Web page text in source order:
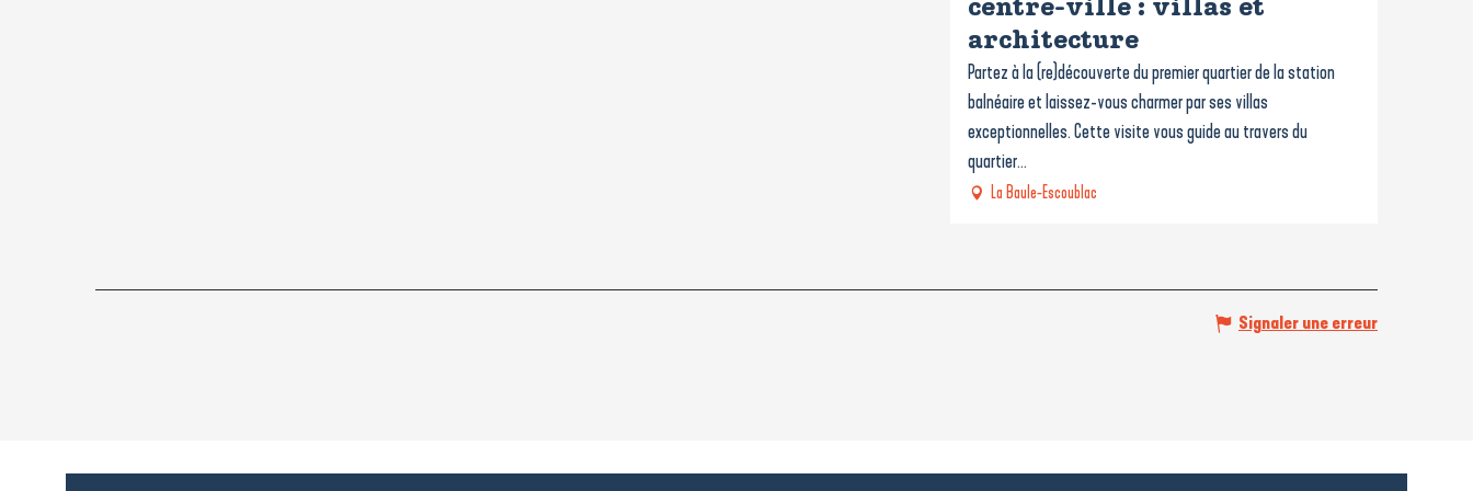
centre-ville : villas et
architecture
Partez à la (re)découverte du premier quartier de la station
balnéaire et laissez-vous charmer par ses villas
exceptionnelles. Cette visite vous guide au travers du
quartier...
La Baule-Escoublac
Signaler une erreur